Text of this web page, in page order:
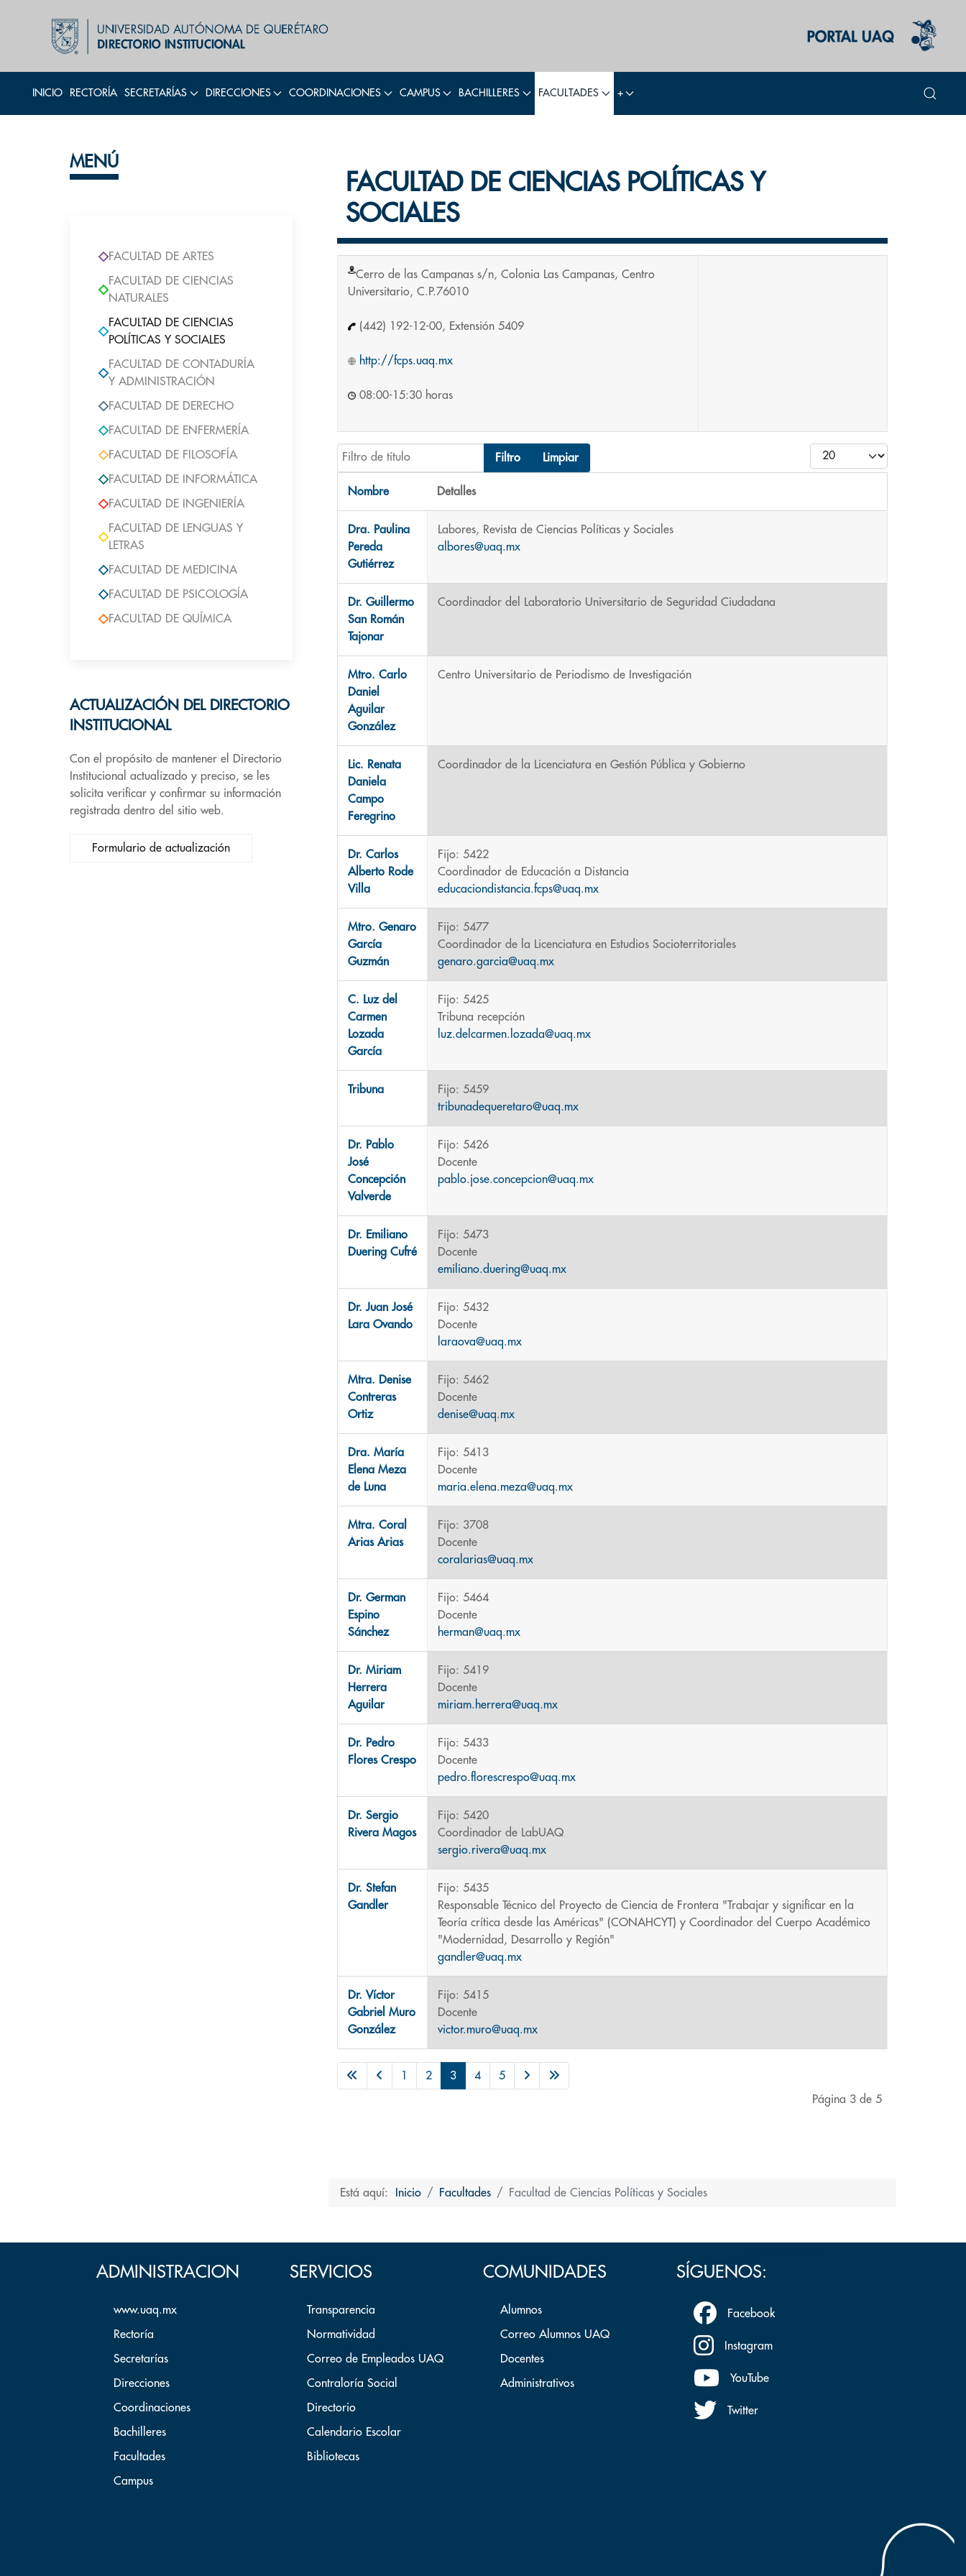
INICIO RECTORÍA SECRETARÍAS DIRECCIONES COORDINACIONES CAMPUS BACHILLERES FACULTADES +
MENÚ
FACULTAD DE ARTES
FACULTAD DE CIENCIAS
NATURALES
FACULTAD DE CIENCIAS
POLÍTICAS Y SOCIALES
FACULTAD DE CONTADURÍA
Y ADMINISTRACIÓN
FACULTAD DE DERECHO
FACULTAD DE ENFERMERÍA
FACULTAD DE FILOSOFÍA
FACULTAD DE INFORMÁTICA
FACULTAD DE INGENIERÍA
FACULTAD DE LENGUAS Y
LETRAS
FACULTAD DE MEDICINA
FACULTAD DE PSICOLOGÍA
FACULTAD DE QUÍMICA
ACTUALIZACIÓN DEL DIRECTORIO
INSTITUCIONAL
Con el propósito de mantener el Directorio
Institucional actualizado y preciso, se les
solicita verificar y confirmar su información
registrada dentro del sitio web.
Formulario de actualización
FACULTAD DE CIENCIAS POLÍTICAS Y
SOCIALES
Cerro de las Campanas s/n, Colonia Las Campanas, Centro
Universitario, C.P.76010
(442) 192-12-00, Extensión 5409
http://fcps.uaq.mx
08:00-15:30 horas
Filtro de título
Filtro Limpiar
Cantidad
Nombre Detalles
Dra. Paulina
Pereda
Gutiérrez
Labores, Revista de Ciencias Políticas y Sociales
albores@uaq.mx
Dr. Guillermo
San Román
Tajonar
Coordinador del Laboratorio Universitario de Seguridad Ciudadana
Mtro. Carlo
Daniel
Aguilar
González
Centro Universitario de Periodismo de Investigación
Lic. Renata
Daniela
Campo
Feregrino
Coordinador de la Licenciatura en Gestión Pública y Gobierno
Dr. Carlos
Alberto Rode
Villa
Fijo: 5422
Coordinador de Educación a Distancia
educaciondistancia.fcps@uaq.mx
Mtro. Genaro
García
Guzmán
Fijo: 5477
Coordinador de la Licenciatura en Estudios Socioterritoriales
genaro.garcia@uaq.mx
C. Luz del
Carmen
Lozada
García
Fijo: 5425
Tribuna recepción
luz.delcarmen.lozada@uaq.mx
Tribuna
Fijo: 5459
tribunadequeretaro@uaq.mx
Dr. Pablo
José
Concepción
Valverde
Fijo: 5426
Docente
pablo.jose.concepcion@uaq.mx
Dr. Emiliano
Duering Cufré
Fijo: 5473
Docente
emiliano.duering@uaq.mx
Dr. Juan José
Lara Ovando
Fijo: 5432
Docente
laraova@uaq.mx
Mtra. Denise
Contreras
Ortiz
Fijo: 5462
Docente
denise@uaq.mx
Dra. María
Elena Meza
de Luna
Fijo: 5413
Docente
maria.elena.meza@uaq.mx
Mtra. Coral
Arias Arias
Fijo: 3708
Docente
coralarias@uaq.mx
Dr. German
Espino
Sánchez
Fijo: 5464
Docente
herman@uaq.mx
Dr. Miriam
Herrera
Aguilar
Fijo: 5419
Docente
miriam.herrera@uaq.mx
Dr. Pedro
Flores Crespo
Fijo: 5433
Docente
pedro.florescrespo@uaq.mx
Dr. Sergio
Rivera Magos
Fijo: 5420
Coordinador de LabUAQ
sergio.rivera@uaq.mx
Dr. Stefan
Gandler
Fijo: 5435
Responsable Técnico del Proyecto de Ciencia de Frontera "Trabajar y significar en la
Teoría crítica desde las Américas" (CONAHCYT) y Coordinador del Cuerpo Académico
"Modernidad, Desarrollo y Región"
gandler@uaq.mx
Dr. Víctor
Gabriel Muro
González
Fijo: 5415
Docente
victor.muro@uaq.mx
Página 3 de 5
1 2 3 4 5
Está aquí: Inicio Facultades Facultad de Ciencias Políticas y Sociales
ADMINISTRACION
www.uaq.mx
Rectoría
Secretarías
Direcciones
Coordinaciones
Bachilleres
Facultades
Campus
SERVICIOS
Transparencia
Normatividad
Correo de Empleados UAQ
Contraloría Social
Directorio
Calendario Escolar
Bibliotecas
COMUNIDADES
Alumnos
Correo Alumnos UAQ
Docentes
Administrativos
SÍGUENOS:
Facebook
Instagram
YouTube
Twitter